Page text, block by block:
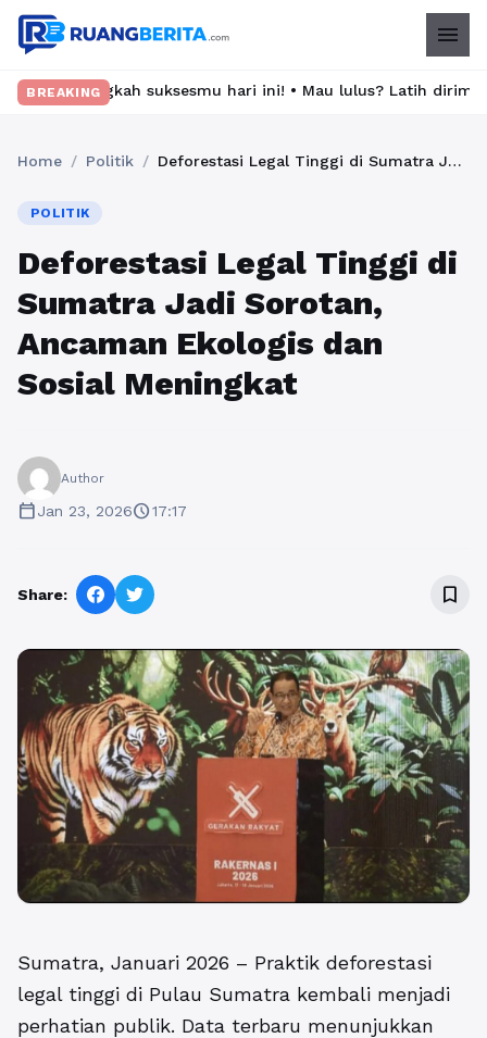
menu
BREAKING
suksesmu hari ini! • Mau lulus? Latih dirimu dengan
Home / Politik / Deforestasi Legal Tinggi di Sumatra Jadi Sorotan, Ancaman Ekologis dan Sosial Meningkat
POLITIK
Deforestasi Legal Tinggi di
Sumatra Jadi Sorotan,
Ancaman Ekologis dan
Sosial Meningkat
Author
calendar_todayJan 23, 2026schedule17:17
Share: bookmark_border
Sumatra, Januari 2026 – Praktik deforestasi
legal tinggi di Pulau Sumatra kembali menjadi
perhatian publik. Data terbaru menunjukkan